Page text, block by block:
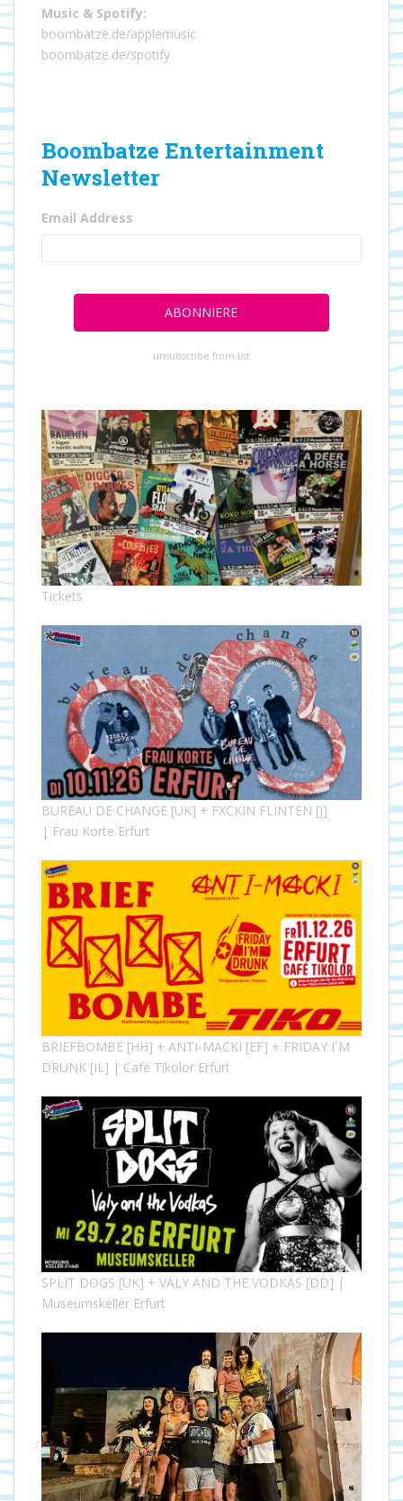
Music & Spotify:
boombatze.de/applemusic
boombatze.de/spotify
Boombatze Entertainment
Newsletter
Email Address
unsubscribe from list
Tickets
BUREAU DE CHANGE [UK] + FXCKIN FLINTEN [J]
| Frau Korte Erfurt
BRIEFBOMBE [HH] + ANTI-MACKI [EF] + FRIDAY I´M
DRUNK [IL] | Café Tikolor Erfurt
SPLIT DOGS [UK] + VALY AND THE VODKAS [DD] |
Museumskeller Erfurt